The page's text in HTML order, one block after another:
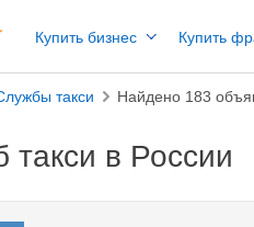
Купить бизнес Купить
такси Найдено 183
в России